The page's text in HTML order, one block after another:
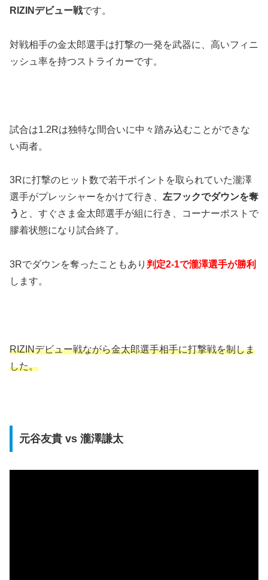
RIZINデビュー戦です。
対戦相手の金太郎選手は打撃の一発を武器に、高いフィニ
ッシュ率を持つストライカーです。
試合は1.2Rは独特な間合いに中々踏み込むことができな
い両者。
3Rに打撃のヒット数で若干ポイントを取られていた瀧澤
選手がプレッシャーをかけて行き、 左フックでダウンを奪
う と、すぐさま金太郎選手が組に行き、コーナーポストで
膠着状態になり試合終了。
3Rでダウンを奪ったこともあり 判定2-1で瀧澤選手が勝利
します。
RIZINデビュー戦ながら金太郎選手相手に打撃戦を制しま
した。
元谷友貴 vs 瀧澤謙太